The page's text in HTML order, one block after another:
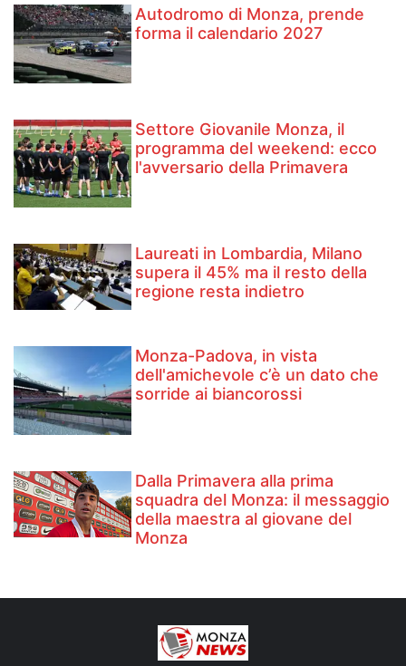
Autodromo di Monza, prende
forma il calendario 2027
Settore Giovanile Monza, il
programma del weekend: ecco
l'avversario della Primavera
Laureati in Lombardia, Milano
supera il 45% ma il resto della
regione resta indietro
Monza-Padova, in vista
dell'amichevole c’è un dato che
sorride ai biancorossi
Dalla Primavera alla prima
squadra del Monza: il messaggio
della maestra al giovane del
Monza